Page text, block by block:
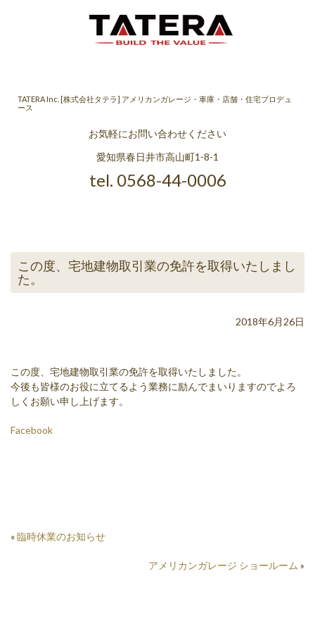
TATERA Inc. [株式会社タテラ] アメリカンガレージ・車庫・店舗・住宅プロデュ
ース
お気軽にお問い合わせください
愛知県春日井市高山町1-8-1
tel. 0568-44-0006
この度、宅地建物取引業の免許を取得いたしまし
た。
2018年6月26日
この度、宅地建物取引業の免許を取得いたしました。
今後も皆様のお役に立てるよう業務に励んでまいりますのでよろ
しくお願い申し上げます。
Facebook
«臨時休業のお知らせ
アメリカンガレージ ショールーム »